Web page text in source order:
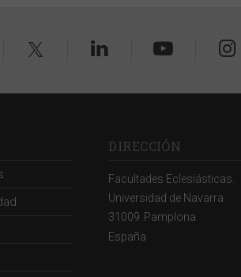
DIRECCIÓN
Facultades Eclesiásticas.
Universidad de Navarra
31009 Pamplona
España